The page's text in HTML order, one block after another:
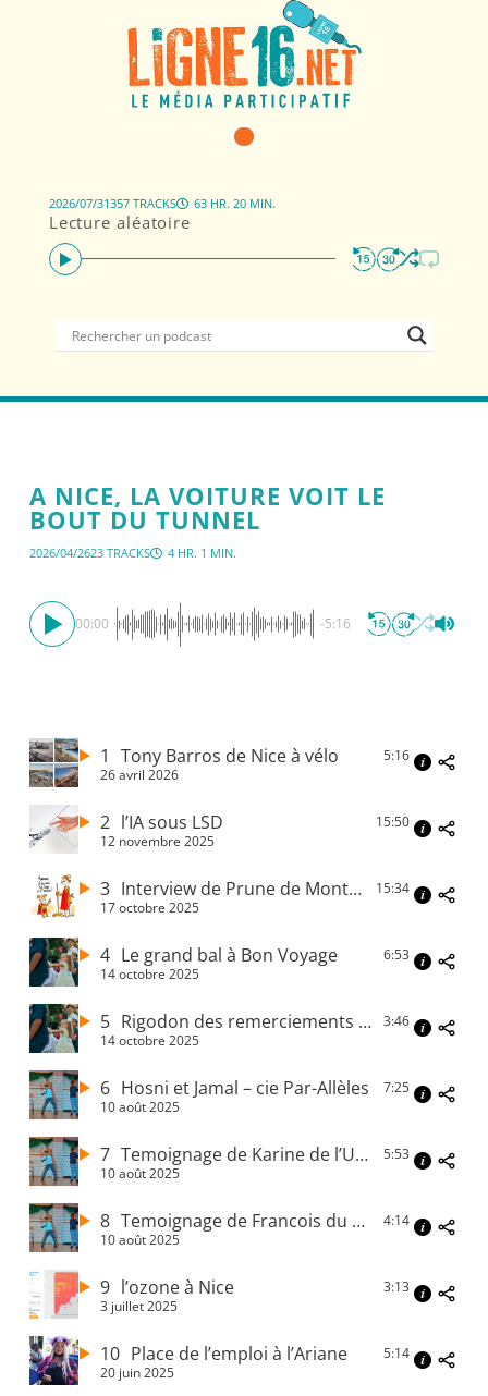
Lecture aléatoire
2026/07/31357 TRACKS 63 HR. 20 MIN.
A NICE, LA VOITURE VOIT LE
BOUT DU TUNNEL
2026/04/2623 TRACKS 4 HR. 1 MIN.
00:00 -5:16
1 Tony Barros de Nice à vélo
26 avril 2026
5:16
2 l’IA sous LSD
12 novembre 2025
15:50
3 Interview de Prune de Montvalon, directrice du cidff 06
17 octobre 2025
15:34
4 Le grand bal à Bon Voyage
14 octobre 2025
6:53
5 Rigodon des remerciements « Live Mic Public »
14 octobre 2025
3:46
6 Hosni et Jamal – cie Par-Allèles
10 août 2025
7:25
7 Temoignage de Karine de l’UEAJ Toulon
10 août 2025
5:53
8 Temoignage de Francois du CEF Montfavet
10 août 2025
4:14
9 l’ozone à Nice
3 juillet 2025
3:13
10 Place de l’emploi à l’Ariane
20 juin 2025
5:14